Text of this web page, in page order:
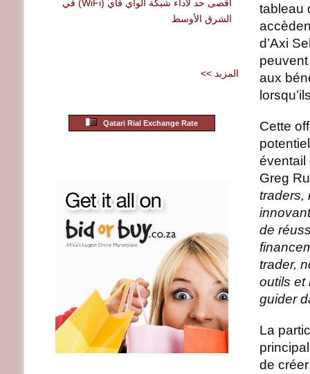
tableau
d’Axi
aux
Cette
éventail
Greg
traders,
de
trader,
outils et
guider
La
de
أقصى حد لأداء شبكة الواي فاي (WiFi) في
الشرق الأوسط
<< المزيد
Qatari Rial Exchange Rate